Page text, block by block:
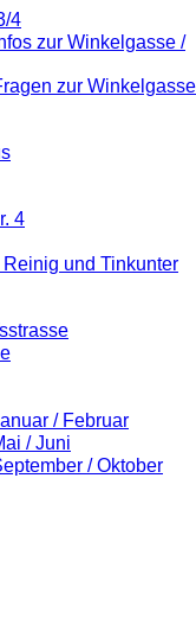
4
zur Winkelgasse /
zur Winkelgasse
4
und Tinkunter
/ Februar
/ Juni
/ Oktober